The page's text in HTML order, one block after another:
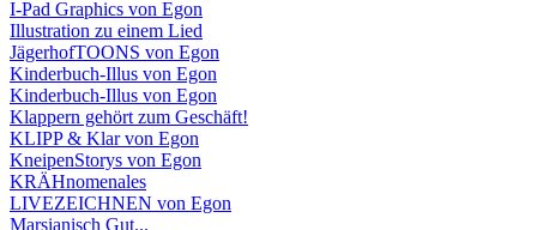
I-Pad Graphics von Egon
Illustration zu einem Lied
JägerhofTOONS von Egon
Kinderbuch-Illus von Egon
Kinderbuch-Illus von Egon
Klappern gehört zum Geschäft!
KLIPP & Klar von Egon
KneipenStorys von Egon
KRÄHnomenales
LIVEZEICHNEN von Egon
Marsianisch Gut...